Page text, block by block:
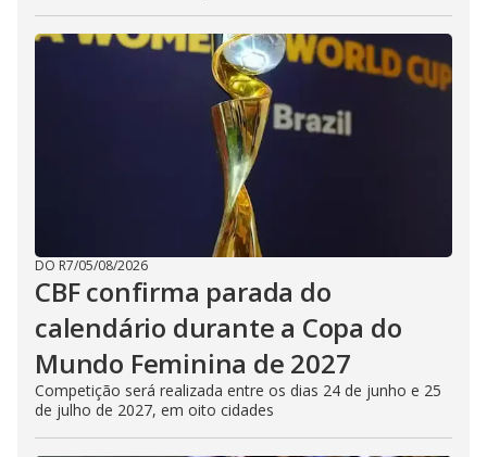
DO R7/05/08/2026
CBF confirma parada do
calendário durante a Copa do
Mundo Feminina de 2027
Competição será realizada entre os dias 24 de junho e 25
de julho de 2027, em oito cidades